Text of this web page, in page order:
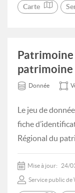
Carte
Patrimoine
patrimoine
Donnée
Le jeu de
fiche
Régional du
Mise à jour: 24/
Service public de